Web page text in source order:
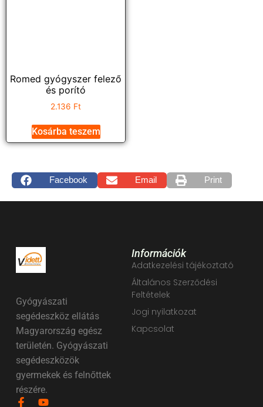
Romed gyógyszer felező
és porító
2.136 Ft
Kosárba teszem
Facebook Email Print
Gyógyászati
segédeszköz ellátás
Magyarország egész
területén. Gyógyászati
segédeszközök
gyermekek és felnőttek
részére.
Információk
Adatkezelési tájékoztató
Általános Szerződési
Feltételek
Jogi nyilatkozat
Kapcsolat